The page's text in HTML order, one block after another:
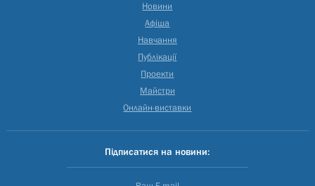
Новини
Афіша
Навчання
Публікації
Проекти
Майстри
Онлайн-виставки
Підписатися на новини: